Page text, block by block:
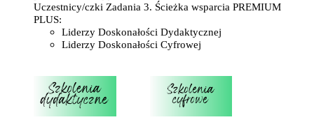
Uczestnicy/czki Zadania 3. Ścieżka wsparcia PREMIUM
PLUS:
Liderzy Doskonałości Dydaktycznej
Liderzy Doskonałości Cyfrowej